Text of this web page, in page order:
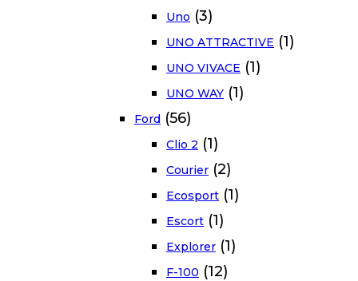
Uno (3)
UNO ATTRACTIVE (1)
UNO VIVACE (1)
UNO WAY (1)
Ford (56)
Clio 2 (1)
Courier (2)
Ecosport (1)
Escort (1)
Explorer (1)
F-100 (12)